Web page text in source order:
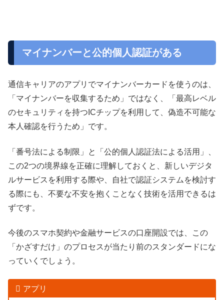
マイナンバーと公的個人認証がある
通信キャリアのアプリでマイナンバーカードを使うのは、
「マイナンバーを収集するため」ではなく、「最高レベル
のセキュリティを持つICチップを利用して、偽造不可能な
本人確認を行うため」です。
「番号法による制限」と「公的個人認証法による活用」、
この2つの境界線を正確に理解しておくと、新しいデジタ
ルサービスを利用する際や、自社で認証システムを検討す
る際にも、不要な不安を抱くことなく技術を活用できるは
ずです。
今後のスマホ契約や金融サービスの口座開設では、この
「かざすだけ」のプロセスが当たり前のスタンダードにな
っていくでしょう。
アプリ